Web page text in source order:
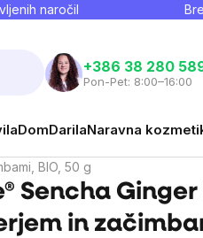
naročil
+386 38 280
Pon-Pet: 8:00–16:00
DomDarilaNaravna
BIO, 50 g
Sencha Ginger
in